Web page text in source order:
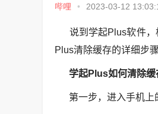
哔哩 • 2023-03-12
说到学起Plus软件，
Plus清除缓存的详细步
学起Plus如何清除
第一步，进入手机上